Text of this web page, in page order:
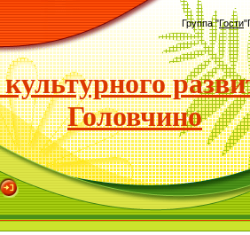
Группа"Гости"
Головчино